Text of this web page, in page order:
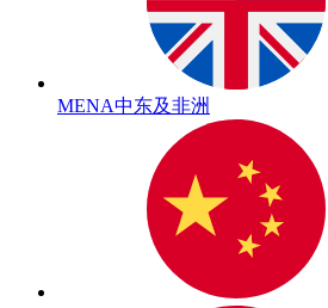
MENA中东及非洲